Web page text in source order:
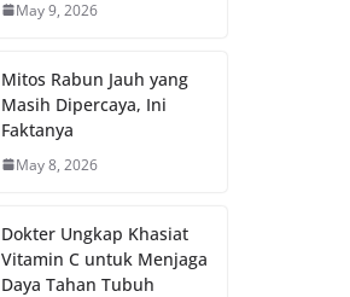
May 9, 2026
Mitos Rabun Jauh yang
Masih Dipercaya, Ini
Faktanya
May 8, 2026
Dokter Ungkap Khasiat
Vitamin C untuk Menjaga
Daya Tahan Tubuh